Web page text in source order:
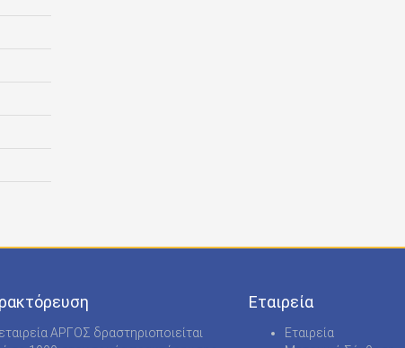
ΑΡΓΟΣ δραστηριοποιείται
Εταιρεία
Εταιρεία